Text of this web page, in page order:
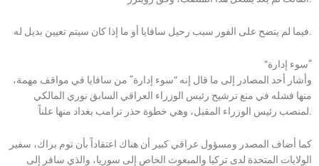
فيما لم يتضح على الفور سبب رحيل سافايا أو ما إذا كان سيتم تعيين بديل له.
“سوء إدارة”
وأشار أحد المصادر إلى ما قال إنه “سوء إدارة” من سافايا في مواقف مهمة،
منها فشله في منع ترشيح رئيس الوزراء العراقي السابق نوري المالكي
لمنصب رئيس الوزراء المقبل، وهي خطوة حذر ترامب بغداد منها علناً.
كما أضاف المصدر ومسؤول عراقي كبير أن هناك اعتقاداً بأن توم براك، سفير
الولايات المتحدة لدى تركيا والمبعوث الخاص إلى سوريا، والذي سافر إلى